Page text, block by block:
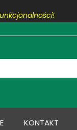
KONTAKT